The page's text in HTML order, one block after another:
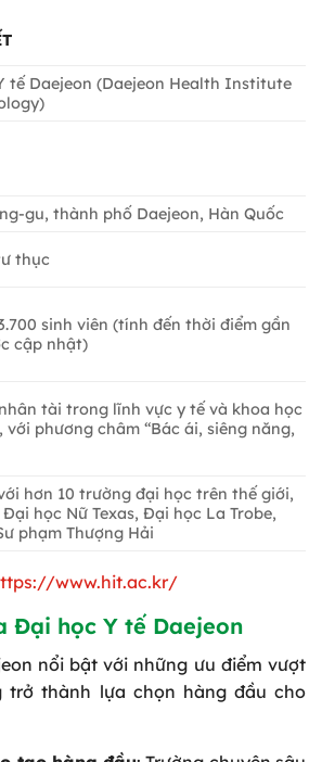
tế Daejeon (Daejeon Health Institute
gu, thành phố Daejeon, Hàn Quốc
thục
sinh viên (tính đến thời điểm gần
cập nhật)
tài trong lĩnh vực y tế và khoa học
với phương châm “Bác ái, siêng năng,
hơn 10 trường đại học trên thế giới,
học Nữ Texas, Đại học La Trobe,
phạm Thượng Hải
www.hit.ac.kr/
Đại học Y tế Daejeon
nổi bật với những ưu điểm vượt
trở thành lựa chọn hàng đầu cho